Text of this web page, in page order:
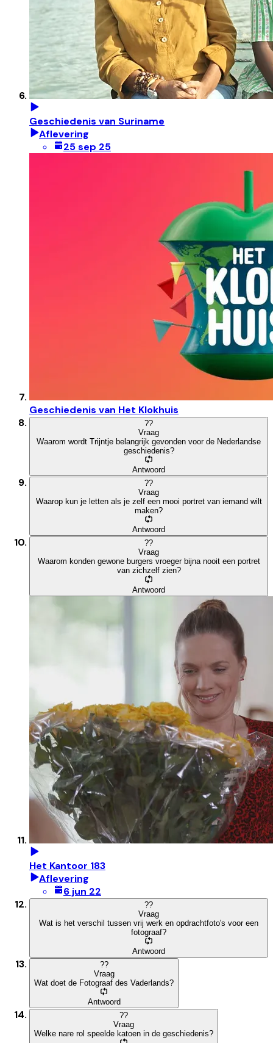
Geschiedenis van Suriname
Aflevering
25 sep 25
Geschiedenis van Het Klokhuis
??
Vraag
Waarom wordt Trijntje belangrijk gevonden voor de Nederlandse
geschiedenis?
Antwoord
??
Vraag
Waarop kun je letten als je zelf een mooi portret van iemand wilt
maken?
Antwoord
??
Vraag
Waarom konden gewone burgers vroeger bijna nooit een portret
van zichzelf zien?
Antwoord
Het Kantoor 183
Aflevering
6 jun 22
??
Vraag
Wat is het verschil tussen vrij werk en opdrachtfoto's voor een
fotograaf?
Antwoord
??
Vraag
Wat doet de Fotograaf des Vaderlands?
Antwoord
??
Vraag
Welke nare rol speelde katoen in de geschiedenis?